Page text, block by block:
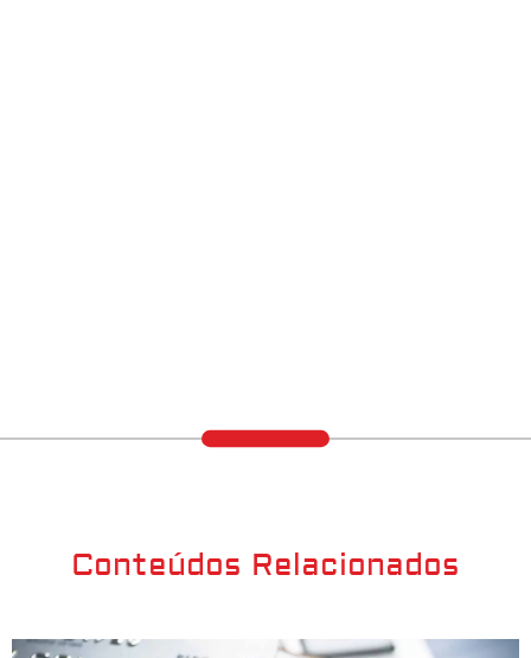
Conteúdos Relacionados